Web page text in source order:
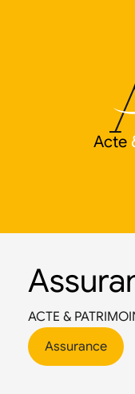
Acte
ACTE &
Assurance